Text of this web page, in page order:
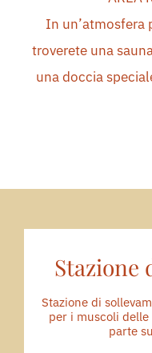
In un’atmosfera
troverete una
una doccia
Stazione
Stazione di
per i muscoli
parte